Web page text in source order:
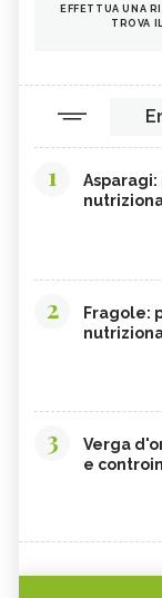
EFFETTUA UNA
TROVA
1
2
Fragole:
3
Verga
e